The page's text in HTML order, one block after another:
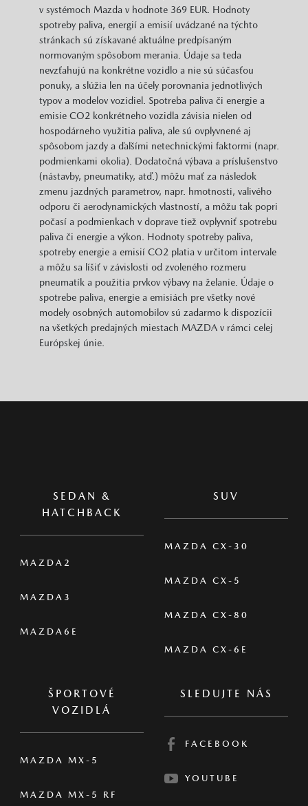
ALTERIA MOTOR s r.o.
Žilina
ZOBRAZIŤ PODROBNOSTI
UŽ OD364 €/ MESIAC
SKLADOVÉ VOZIDLÁ
Mazda 3
Cena s DPH ZĽAVA
ZOBRAZIŤ PODROBNOSTI
Tento portál nie je ponukou predaja jednotlivých
autorizovaných predajcov MAZDA a jeho zmyslom je
vyhľadanie a porovnanie dostupných voľných vozidiel
MAZDA v rámci distribučnej siete. Pre obchodnú
ponuku týkajúcu sa predaja konkrétneho vozidla
kontaktujte konkrétneho predajcu MAZDA. Na tomto
portáli sú pre potreby prehľadu zobrazené odporúčané